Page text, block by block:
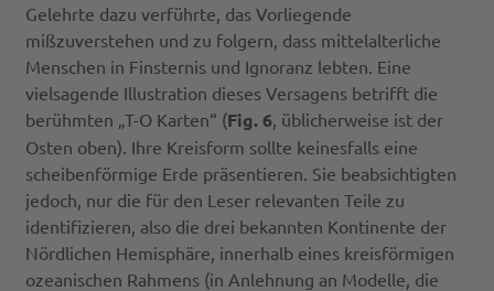
Gelehrte dazu verführte, das Vorliegende
mißzuverstehen und zu folgern, dass mittelalterliche
Menschen in Finsternis und Ignoranz lebten. Eine
vielsagende Illustration dieses Versagens betrifft die
berühmten „T-O Karten“ (Fig. 6 , üblicherweise ist der
Osten oben). Ihre Kreisform sollte keinesfalls eine
scheibenförmige Erde präsentieren. Sie beabsichtigten
jedoch, nur die für den Leser relevanten Teile zu
identifizieren, also die drei bekannten Kontinente der
Nördlichen Hemisphäre, innerhalb eines kreisförmigen
ozeanischen Rahmens (in Anlehnung an Modelle, die